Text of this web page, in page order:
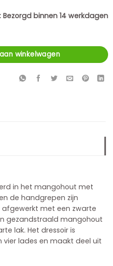
Bezorgd binnen 14 werkdagen
210 cm aantal
winkelwagen
in het mangohout met
de handgrepen zijn
met een zwarte
gezandstraald mangohout
lak. Het dressoir is
vier lades en maakt deel uit